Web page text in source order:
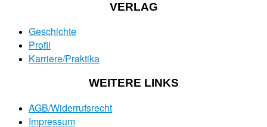
VERLAG
Geschichte
Profil
Karriere/Praktika
WEITERE LINKS
AGB/Widerrufsrecht
Impressum